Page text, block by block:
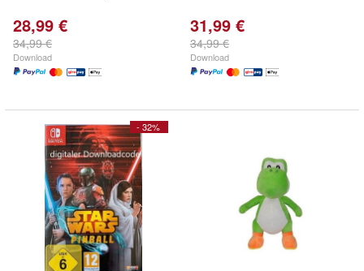
28,99 €
34,99 €
Download
31,99 €
34,99 €
Download
- 32%